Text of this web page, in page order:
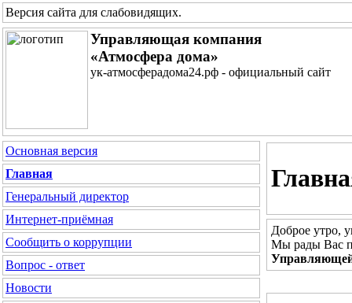
Версия сайта для слабовидящих.
Управляющая компания
«Атмосфера дома»
ук-атмосферадома24.рф - официальный сайт
Основная версия
Главная
Генеральный директор
Интернет-приёмная
Сообщить о коррупции
Вопрос - ответ
Новости
Доброе утро,
Мы рады Вас